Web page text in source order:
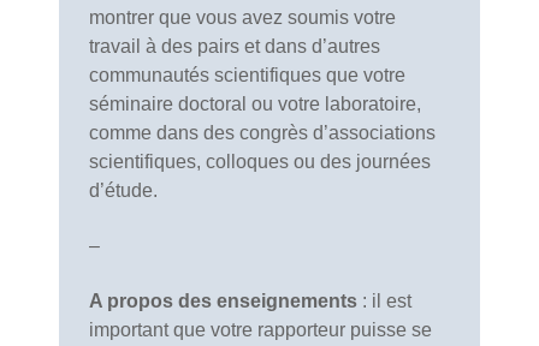
montrer que vous avez soumis votre
travail à des pairs et dans d’autres
communautés scientifiques que votre
séminaire doctoral ou votre laboratoire,
comme dans des congrès d’associations
scientifiques, colloques ou des journées
d’étude.
–
A propos des enseignements : il est
important que votre rapporteur puisse se